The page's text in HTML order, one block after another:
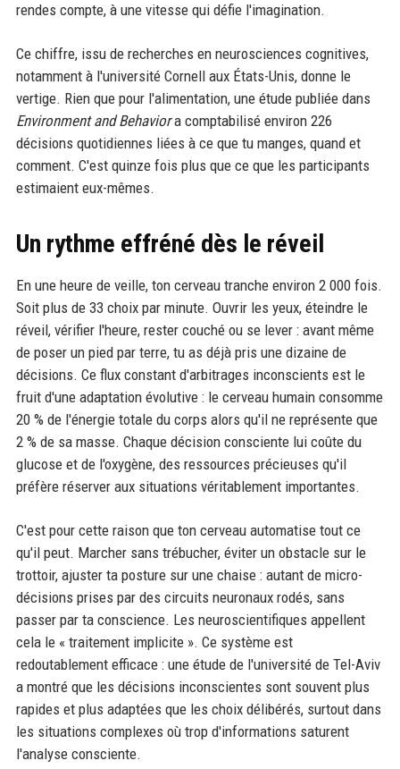
rendes compte, à une vitesse qui défie l'imagination.
Ce chiffre, issu de recherches en neurosciences cognitives,
notamment à l'université Cornell aux États-Unis, donne le
vertige. Rien que pour l'alimentation, une étude publiée dans
Environment and Behaviora comptabilisé environ 226
décisions quotidiennes liées à ce que tu manges, quand et
comment. C'est quinze fois plus que ce que les participants
estimaient eux-mêmes.
Un rythme effréné dès le réveil
En une heure de veille, ton cerveau tranche environ 2 000 fois.
Soit plus de 33 choix par minute. Ouvrir les yeux, éteindre le
réveil, vérifier l'heure, rester couché ou se lever : avant même
de poser un pied par terre, tu as déjà pris une dizaine de
décisions. Ce flux constant d'arbitrages inconscients est le
fruit d'une adaptation évolutive : le cerveau humain consomme
20 % de l'énergie totale du corps alors qu'il ne représente que
2 % de sa masse. Chaque décision consciente lui coûte du
glucose et de l'oxygène, des ressources précieuses qu'il
préfère réserver aux situations véritablement importantes.
C'est pour cette raison que ton cerveau automatise tout ce
qu'il peut. Marcher sans trébucher, éviter un obstacle sur le
trottoir, ajuster ta posture sur une chaise : autant de micro-
décisions prises par des circuits neuronaux rodés, sans
passer par ta conscience. Les neuroscientifiques appellent
cela le « traitement implicite ». Ce système est
redoutablement efficace : une étude de l'université de Tel-Aviv
a montré que les décisions inconscientes sont souvent plus
rapides et plus adaptées que les choix délibérés, surtout dans
les situations complexes où trop d'informations saturent
l'analyse consciente.